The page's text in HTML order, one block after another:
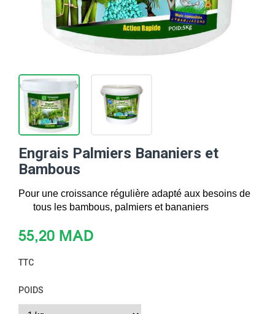
Engrais Palmiers Bananiers et
Bambous
Pour une croissance régulière adapté aux besoins de
tous les bambous, palmiers et bananiers
55,20 MAD
TTC
POIDS